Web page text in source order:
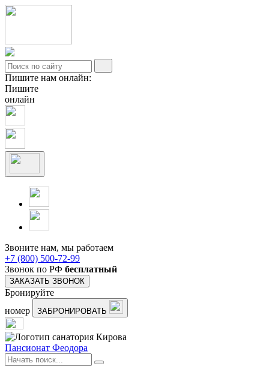
Пишите нам онлайн:
Пишите
онлайн
Звоните нам, мы работаем
+7 (800) 500-72-99
Звонок по РФ бесплатный
ЗАКАЗАТЬ ЗВОНОК
Бронируйте
номер
ЗАБРОНИРОВАТЬ
Пансионат Феодора